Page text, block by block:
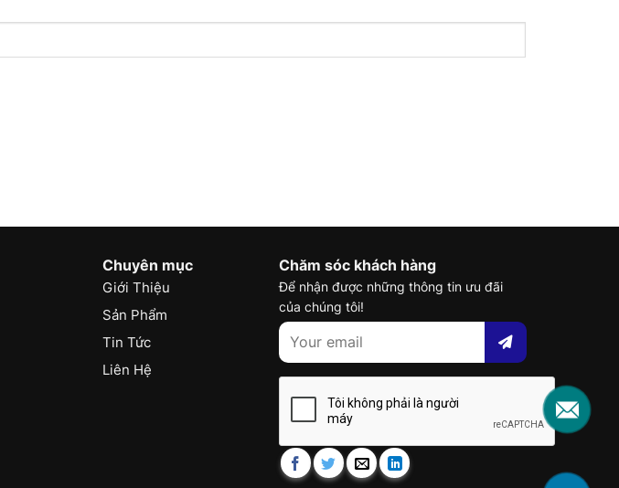
Chuyên mục
Giới Thiệu
Sản Phẩm
Tin Tức
Liên Hệ
Chăm sóc khách hàng
Để nhận được những thông tin ưu đãi
của chúng tôi!